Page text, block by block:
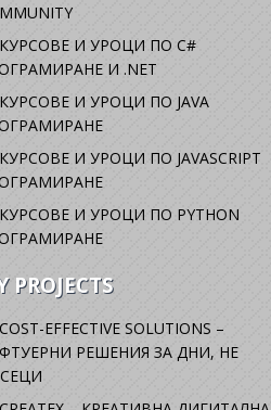
КУРСОВЕ И УРОЦИ ПО C#
И .NET
КУРСОВЕ И УРОЦИ ПО JAVA
КУРСОВЕ И УРОЦИ ПО JAVASCRIPT
КУРСОВЕ И УРОЦИ ПО PYTHON
PROJECTS
COST-EFFECTIVE SOLUTIONS –
РЕШЕНИЯ ЗА ДНИ, НЕ